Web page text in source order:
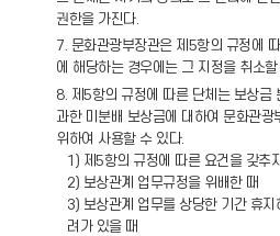
권한을 가진다.
7. 문화관광부장관은 제5항의 규정에
에 해당하는 경우에는 그 지정을 취소할
8. 제5항의 규정에 따른 단체는 보상금
과한 미분배 보상금에 대하여 문화관
위하여 사용할 수 있다.
1) 제5항의 규정에 따른 요건을 갖추
2) 보상관계 업무규정을 위배한 때
3) 보상관계 업무를 상당한 기간 휴
려가 있을 때